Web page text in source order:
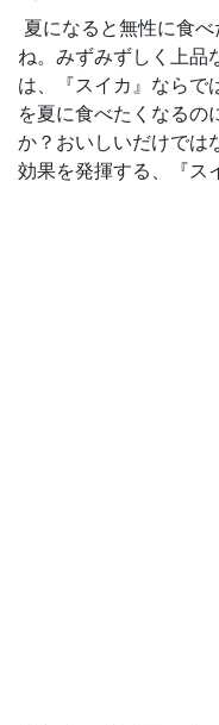
夏になると無性に食
ね。みずみずしく上品
は、『スイカ』ならで
を夏に食べたくなるの
か？おいしいだけでは
効果を発揮する、『ス